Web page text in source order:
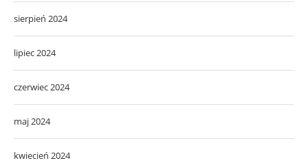
sierpień 2024
lipiec 2024
czerwiec 2024
maj 2024
kwiecień 2024